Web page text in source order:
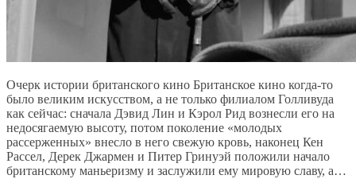
Очерк истории британского кино Британское кино когда-то
было великим искусством, а не только филиалом Голливуда
как сейчас: сначала Дэвид Лин и Кэрол Рид вознесли его на
недосягаемую высоту, потом поколение «молодых
рассерженных» внесло в него свежую кровь, наконец Кен
Рассел, Дерек Джармен и Питер Гринуэй положили начало
британскому маньеризму и заслужили ему мировую славу, а…